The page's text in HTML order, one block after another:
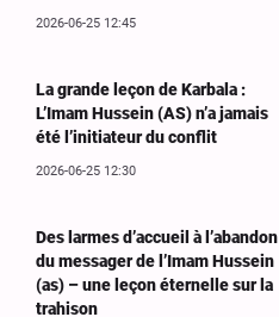
2026-06-25 12:45
La grande leçon de Karbala :
L’Imam Hussein (AS) n’a jamais
été l’initiateur du conflit
2026-06-25 12:30
Des larmes d’accueil à l’abandon
du messager de l’Imam Hussein
(as) – une leçon éternelle sur la
trahison